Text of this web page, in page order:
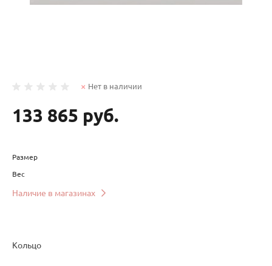
Нет в наличии
133 865 руб.
Размер
Вес
Наличие в магазинах
Кольцо